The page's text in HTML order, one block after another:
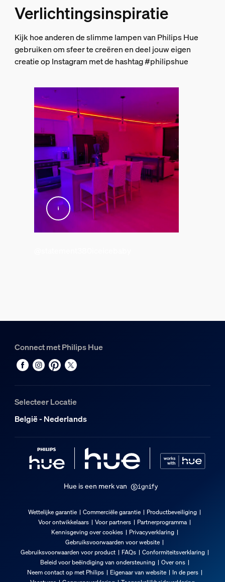
25.000
Milieu
Vochtigheid wanneer in werking
0%<H<80% (niet-condenserend)
Extra onderdeel/accessoire
Inclusief batterijen
Met kleurverandering (LED)
Nee
5.000 mm
Diversen
Type
EAN/UPC - product
8721103089434
Nettogewicht
0,8 kg
Verlichtingsinspiratie
Kijk hoe anderen de slimme lampen van Philips Hue
gebruiken om sfeer te creëren en deel jouw eigen
creatie op Instagram met de hashtag #philipshue
Connect met Philips Hue
Selecteer Locatie
België - Nederlands
Hue is een merk van
Wettelijke garantie Commerciële garantie
Productbeveiliging
Voor ontwikkelaars
Voor partners
Partnerprogramma
Kennisgeving over cookies
Privacyverklaring
Gebruiksvoorwaarden voor website
Gebruiksvoorwaarden voor product
FAQs
Conformiteitsverklaring
Beleid voor beëindiging van ondersteuning
Over ons
Neem contact op met Philips
Eigenaar van website
In de pers